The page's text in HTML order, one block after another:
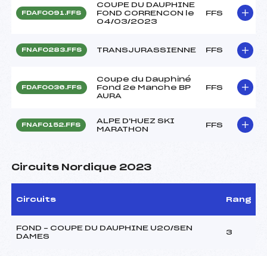
FDAF0091.FFS
COUPE DU DAUPHINE
FOND CORRENCON le
04/03/2023
FFS
FNAF0283.FFS TRANSJURASSIENNE FFS
FDAF0036.FFS
Coupe du Dauphiné
Fond 2e Manche BP
AURA
FFS
FNAF0152.FFS
ALPE D'HUEZ SKI
MARATHON
FFS
Circuits Nordique 2023
Circuits Rang
FOND – COUPE DU DAUPHINE U20/SEN
DAMES
3